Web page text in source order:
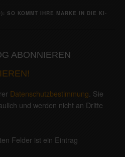
SO KOMMT IHRE MARKE IN DIE KI-
ABONNIEREN
Datenschutzbestimmung . Sie
und werden nicht an Dritte
Felder ist ein Eintrag